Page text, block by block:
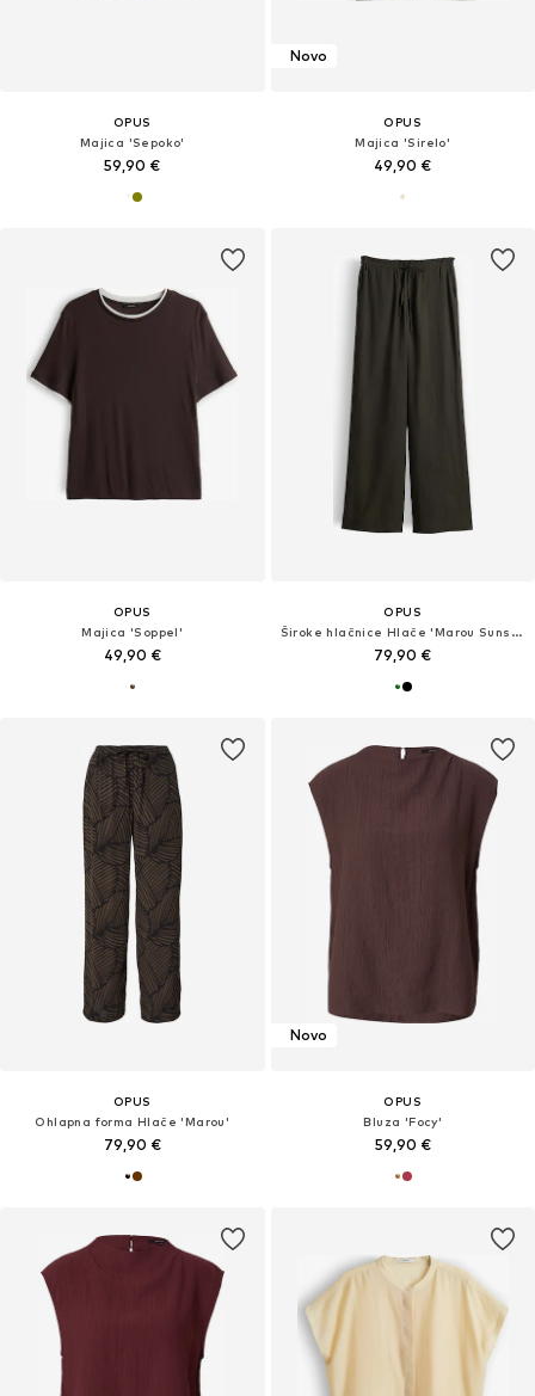
OPUS
Majica 'Sepoko'
59,90 €
Novo
OPUS
Majica 'Sirelo'
49,90 €
OPUS
Majica 'Soppel'
49,90 €
OPUS
Široke hlačnice Hlače 'Marou Sunset'
79,90 €
OPUS
Ohlapna forma Hlače 'Marou'
79,90 €
Novo
OPUS
Bluza 'Focy'
59,90 €